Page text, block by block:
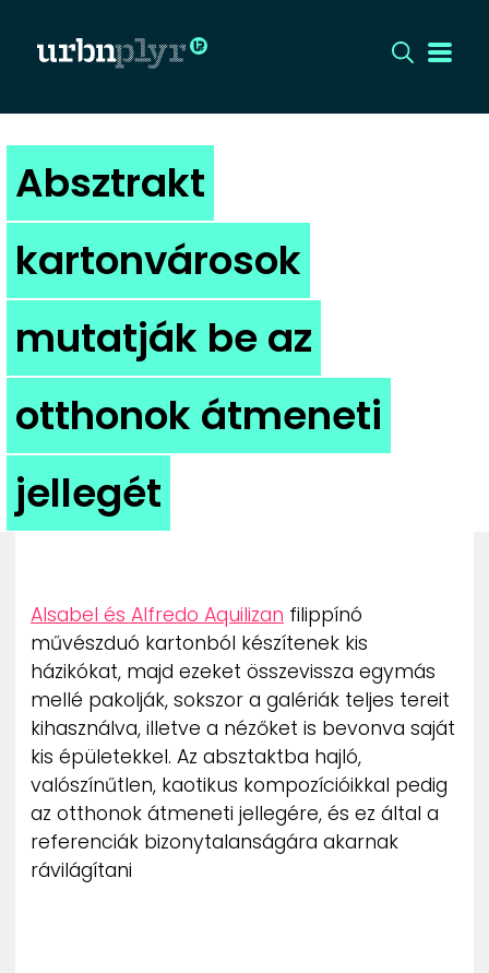
CÍMLAP
DIZÁJN
DIVAT
HIP
KULT
UTCA
PR-ARCHÍVUM
ADATKEZELÉSI TÁJÉKOZTATÓ
Absztrakt
kartonvárosok
mutatják be az
otthonok átmeneti
jellegét
AIsabel és Alfredo Aquilizan filippínó
művészduó kartonból készítenek kis
házikókat, majd ezeket összevissza egymás
mellé pakolják, sokszor a galériák teljes tereit
kihasználva, illetve a nézőket is bevonva saját
kis épületekkel. Az absztaktba hajló,
valószínűtlen, kaotikus kompozícióikkal pedig
az otthonok átmeneti jellegére, és ez által a
referenciák bizonytalanságára akarnak
rávilágítani